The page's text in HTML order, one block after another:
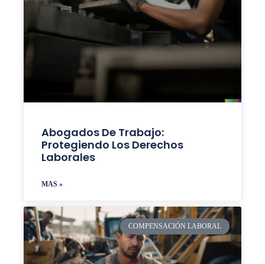
Abogados De Trabajo:
Protegiendo Los Derechos
Laborales
MAS »
COMPENSACIÓN LABORAL